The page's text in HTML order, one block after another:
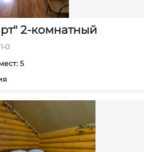
2-комнатный
•0
5